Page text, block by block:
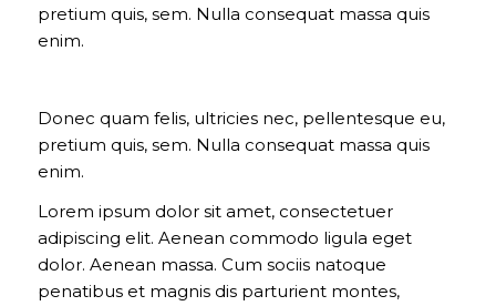
pretium quis, sem. Nulla consequat massa quis
enim.
Donec quam felis, ultricies nec, pellentesque eu,
pretium quis, sem. Nulla consequat massa quis
enim.
Lorem ipsum dolor sit amet, consectetuer
adipiscing elit. Aenean commodo ligula eget
dolor. Aenean massa. Cum sociis natoque
penatibus et magnis dis parturient montes,